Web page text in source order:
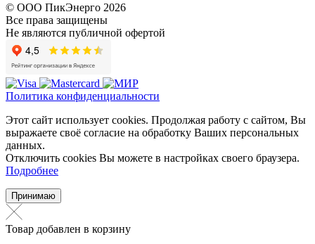
© ООО ПикЭнерго 2026
Все права защищены
Не являются публичной офертой
Политика конфиденциальности
Этот сайт использует cookies. Продолжая работу с сайтом, Вы
выражаете своё согласие на обработку Ваших персональных
данных.
Отключить cookies Вы можете в настройках своего браузера.
Подробнее
Принимаю
Товар добавлен в корзину